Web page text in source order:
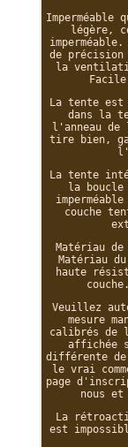
légère,
de précision
la
La tente est
dans la
l'anneau
tire bien,
La tente
la boucle
couche
Matériau
Matériau
haute
Veuillez
mesure
calibrés de
affichée
différente
le vrai
page
nous
La
est